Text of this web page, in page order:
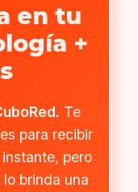
en tu
+
Te
para recibir
pero
brinda una